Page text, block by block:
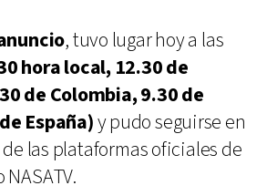
, tuvo lugar hoy a las
hora local, 12.30 de
de Colombia, 9.30 de
España)y pudo seguirse en
las plataformas oficiales de